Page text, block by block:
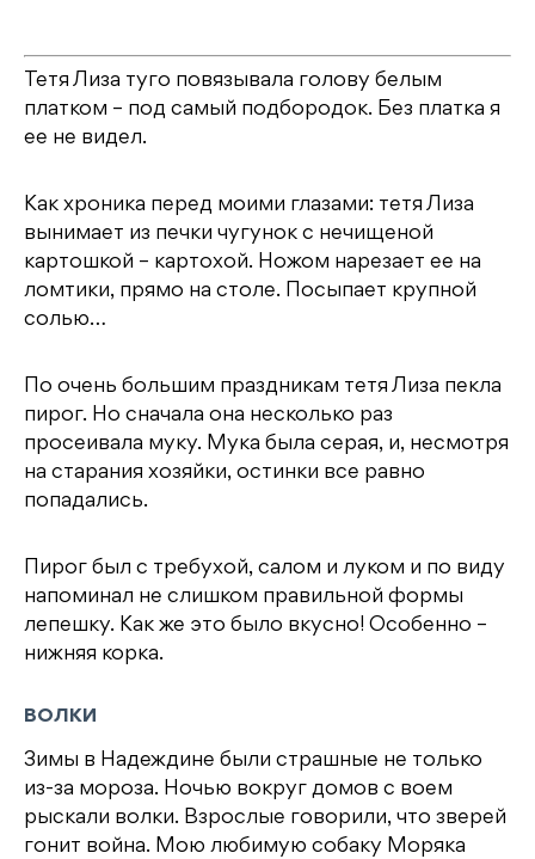
Тетя Лиза туго повязывала голову белым
платком – под самый подбородок. Без платка я
ее не видел.
Как хроника перед моими глазами: тетя Лиза
вынимает из печки чугунок с нечищеной
картошкой – картохой. Ножом нарезает ее на
ломтики, прямо на столе. Посыпает крупной
солью…
По очень большим праздникам тетя Лиза пекла
пирог. Но сначала она несколько раз
просеивала муку. Мука была серая, и, несмотря
на старания хозяйки, остинки все равно
попадались.
Пирог был с требухой, салом и луком и по виду
напоминал не слишком правильной формы
лепешку. Как же это было вкусно! Особенно –
нижняя корка.
ВОЛКИ
Зимы в Надеждине были страшные не только
из-за мороза. Ночью вокруг домов с воем
рыскали волки. Взрослые говорили, что зверей
гонит война. Мою любимую собаку Моряка